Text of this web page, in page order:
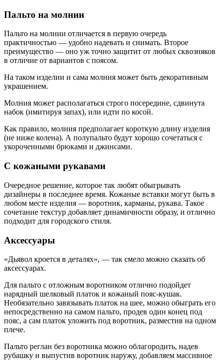
Пальто на молнии
Пальто на молнии отличается в первую очередь
практичностью — удобно надевать и снимать. Второе
преимущество — оно уж точно защитит от любых сквозняков
в отличие от вариантов с поясом.
На таком изделии и сама молния может быть декоративным
украшением.
Молния может располагаться строго посередине, сдвинута
набок (имитируя запах), или идти по косой.
Как правило, молния предполагает короткую длину изделия
(не ниже колена). А полупальто будут хорошо сочетаться с
укороченными брюками и джинсами.
С кожаными рукавами
Очередное решение, которое так любят обыгрывать
дизайнеры в последнее время. Кожаные вставки могут быть в
любом месте изделия — воротник, карманы, рукава. Такое
сочетание текстур добавляет динамичности образу, и отлично
подходит для городского стиля.
Аксессуары
«Дьявол кроется в деталях», — так смело можно сказать об
аксессуарах.
Для пальто с отложным воротником отлично подойдет
нарядный шелковый платок и кожаный пояс-кушак.
Необязательно завязывать платок на шее, можно обыграть его
непосредственно на самом пальто, продев один конец под
пояс, а сам платок уложить под воротник, разместив на одном
плече.
Пальто реглан без воротника можно облагородить, надев
рубашку и выпустив воротник наружу, добавляем массивное